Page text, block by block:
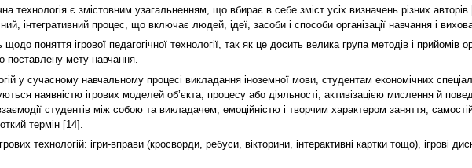
технологія є змістовним узагальненням, що вбирає в себе зміст усіх визначень різних
інтегративний процес, що включає людей, ідеї, засоби і способи організації навчання і
поняття ігрової педагогічної технології, так як це досить велика група методів і прийомів
поставлену мету навчання.
у сучасному навчальному процесі викладання іноземної мови, студентам економічних
наявністю ігрових моделей об’єкта, процесу або діяльності; активізацією мислення й
студентів між собою та викладачем; емоційністю і творчим характером заняття;
термін [14].
технологій: ігри-вправи (кросворди, ребуси, вікторини, інтерактивні картки тощо), ігрові